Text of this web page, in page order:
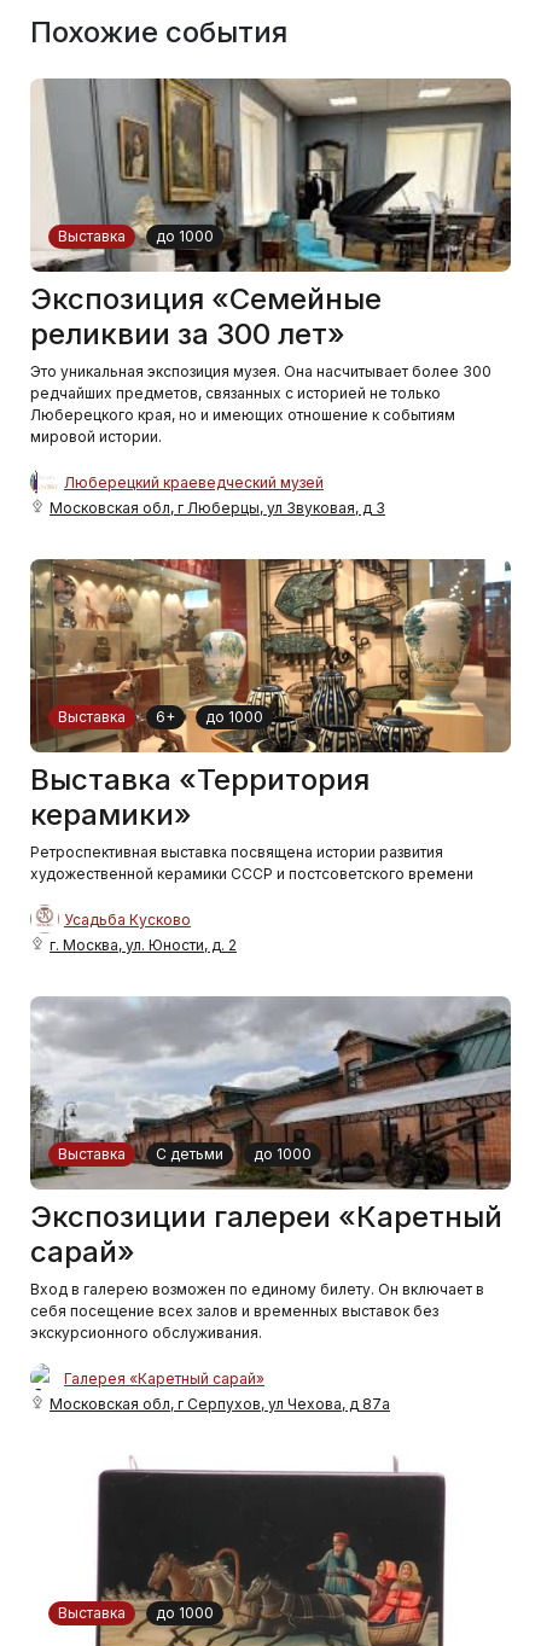
Похожие события
Выставка до 1000
Экспозиция «Семейные
реликвии за 300 лет»
Это уникальная экспозиция музея. Она насчитывает более 300
редчайших предметов, связанных с историей не только
Люберецкого края, но и имеющих отношение к событиям
мировой истории.
Люберецкий краеведческий музей
Московская обл, г Люберцы, ул Звуковая, д 3
Выставка 6+ до 1000
Выставка «Территория
керамики»
Ретроспективная выставка посвящена истории развития
художественной керамики СССР и постсоветского времени
Усадьба Кусково
г. Москва, ул. Юности, д. 2
Выставка С детьми до 1000
Экспозиции галереи «Каретный
сарай»
Вход в галерею возможен по единому билету. Он включает в
себя посещение всех залов и временных выставок без
экскурсионного обслуживания.
Галерея «Каретный сарай»
Московская обл, г Серпухов, ул Чехова, д 87а
Выставка до 1000